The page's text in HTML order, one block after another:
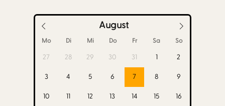
August
Mo Di Mi Do Fr Sa So
27 28 29 30 31 1 2
3 4 5 6 7 8 9
10 11 12 13 14 15 16